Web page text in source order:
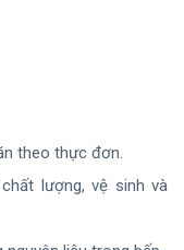
theo thực đơn.
lượng, vệ sinh và